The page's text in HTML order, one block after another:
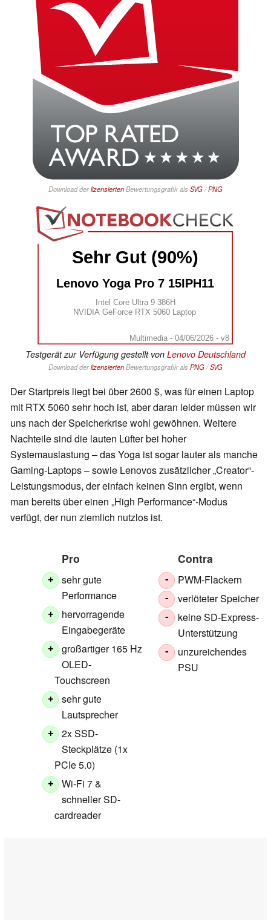
Download derlizensiertenBewertungsgrafik als SVG/PNG
Sehr Gut (90%)
Lenovo Yoga Pro 7 15IPH11
Intel Core Ultra 9 386H
NVIDIA GeForce RTX 5060 Laptop
Multimedia - 04/06/2026 - v8
Testgerät zur Verfügung gestellt von Lenovo Deutschland
Download derlizensiertenBewertungsgrafik als PNG/SVG
Der Startpreis liegt bei über 2600 $, was für einen Laptop
mit RTX 5060 sehr hoch ist, aber daran leider müssen wir
uns nach der Speicherkrise wohl gewöhnen. Weitere
Nachteile sind die lauten Lüfter bei hoher
Systemauslastung – das Yoga ist sogar lauter als manche
Gaming-Laptops – sowie Lenovos zusätzlicher „Creator“-
Leistungsmodus, der einfach keinen Sinn ergibt, wenn
man bereits über einen „High Performance“-Modus
verfügt, der nun ziemlich nutzlos ist.
Pro
+
sehr gute
Performance
+
hervorragende
Eingabegeräte
+
großartiger 165 Hz
OLED-
Touchscreen
+
sehr gute
Lautsprecher
+
2x SSD-
Steckplätze (1x
PCIe 5.0)
+
Wi-Fi 7 &
schneller SD-
cardreader
Contra
- PWM-Flackern
- verlöteter Speicher
-
keine SD-Express-
Unterstützung
-
unzureichendes
PSU